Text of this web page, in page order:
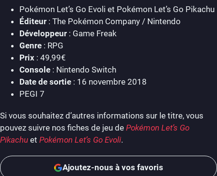
Pokémon Let’s Go Evoli et Pokémon Let’s Go Pikachu
Éditeur : The Pokémon Company / Nintendo
Développeur : Game Freak
Genre : RPG
Prix : 49,99€
Console : Nintendo Switch
Date de sortie : 16 novembre 2018
PEGI 7
Si vous souhaitez d’autres informations sur le titre, vous
pouvez suivre nos fiches de jeu de Pokémon Let’s Go
Pikachu et Pokémon Let’s Go Evoli.
Ajoutez-nous à vos favoris